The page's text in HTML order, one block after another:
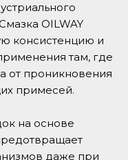
OILWAY
консистенцию и
там, где
от проникновения
примесей.
на основе
даже при